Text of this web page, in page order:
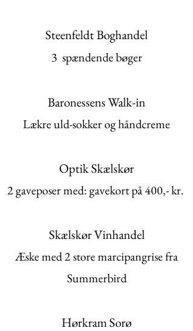
Steenfeldt Boghandel
​3 spændende bøger
Baronessens Walk-in
Lækre uld-sokker og håndcreme
Optik Skælskør
2 gaveposer med: gavekort på 400,- kr.
Skælskør Vinhandel
Æske med ​2 store marcipangrise fra
Summerbird
Hørkram Sorø